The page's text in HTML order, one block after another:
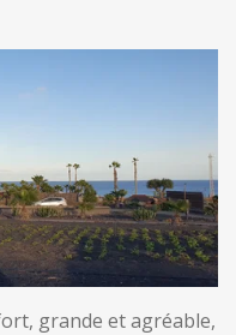
grande et agréable,